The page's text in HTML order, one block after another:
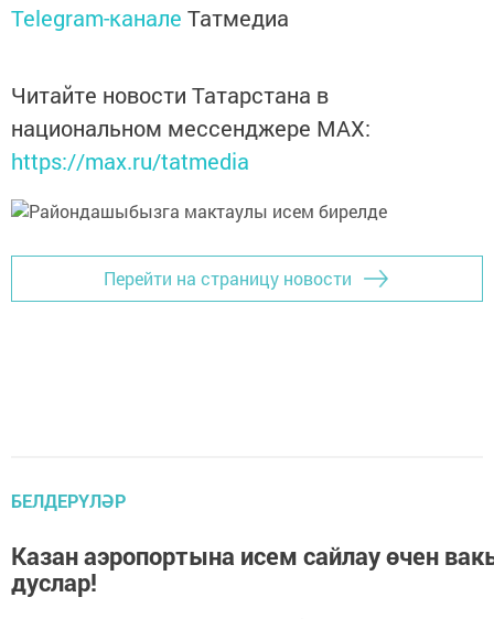
Telegram-канале Татмедиа
Читайте новости Татарстана в
национальном мессенджере MАХ:
https://max.ru/tatmedia
Перейти на страницу новости
БЕЛДЕРҮЛӘР
Казан аэропортына исем сайлау өчен
дуслар!